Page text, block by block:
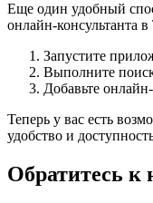
Еще один удобный
онлайн-консультанта
Запустите
Выполните
Добавьте
Теперь у вас есть
удобство и
Обратитесь к